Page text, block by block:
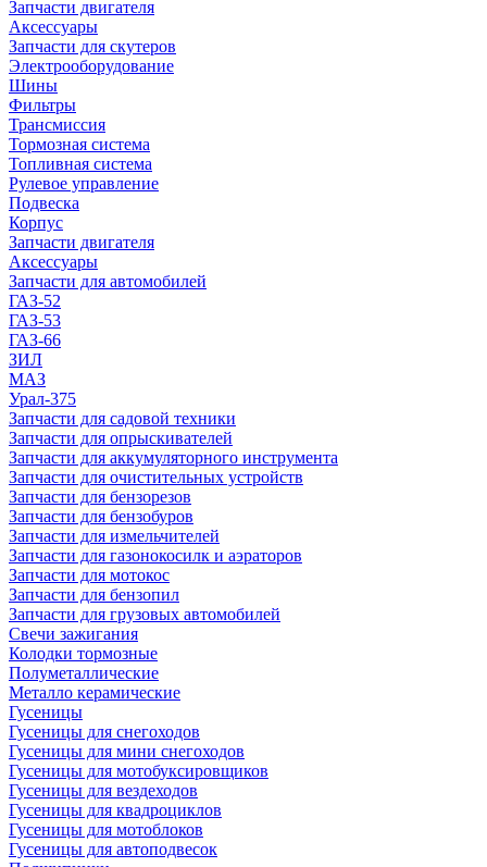
Запчасти двигателя
Аксессуары
Запчасти для скутеров
Электрооборудование
Шины
Фильтры
Трансмиссия
Тормозная система
Топливная система
Рулевое управление
Подвеска
Корпус
Запчасти двигателя
Аксессуары
Запчасти для автомобилей
ГАЗ-52
ГАЗ-53
ГАЗ-66
ЗИЛ
МАЗ
Урал-375
Запчасти для садовой техники
Запчасти для опрыскивателей
Запчасти для аккумуляторного инструмента
Запчасти для очистительных устройств
Запчасти для бензорезов
Запчасти для бензобуров
Запчасти для измельчителей
Запчасти для газонокосилк и аэраторов
Запчасти для мотокос
Запчасти для бензопил
Запчасти для грузовых автомобилей
Свечи зажигания
Колодки тормозные
Полуметаллические
Металло керамические
Гусеницы
Гусеницы для снегоходов
Гусеницы для мини снегоходов
Гусеницы для мотобуксировщиков
Гусеницы для вездеходов
Гусеницы для квадроциклов
Гусеницы для мотоблоков
Гусеницы для автоподвесок